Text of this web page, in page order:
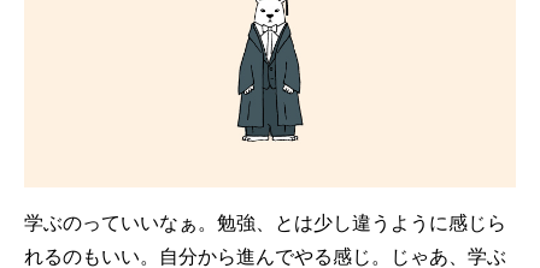
学ぶのっていいなぁ。勉強、とは少し違うように感じら
れるのもいい。自分から進んでやる感じ。じゃあ、学ぶ